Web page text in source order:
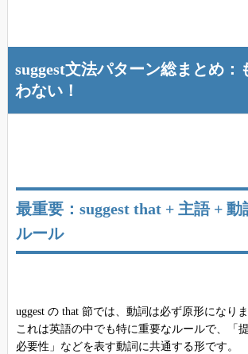
suggest文法パターン総まとめ：
わない！
最重要：suggest that + 主語 +
ルール
uggest の that 節では、動詞は必ず原形になりま
これは英語の中でも特に重要なルールで、「
必要性」などを表す動詞に共通する形です。